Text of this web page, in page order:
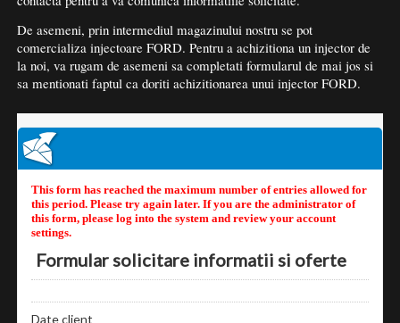
De asemeni, prin intermediul magazinului nostru se pot
comercializa injectoare FORD. Pentru a achizitiona un injector de
la noi, va rugam de asemeni sa completati formularul de mai jos si
sa mentionati faptul ca doriti achizitionarea unui injector FORD.